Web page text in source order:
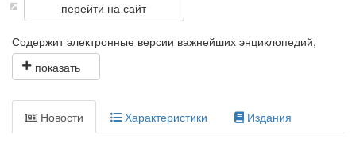
перейти на сайт
Содержит электронные версии важнейших энциклопедий,
словарей, справочников и приложений, изданных за
последние сто лет в России.
Тематический рубрикатор проекта составлен при участии
Российской государственной библиотеки (РГБ).
Новости Характеристики Издания